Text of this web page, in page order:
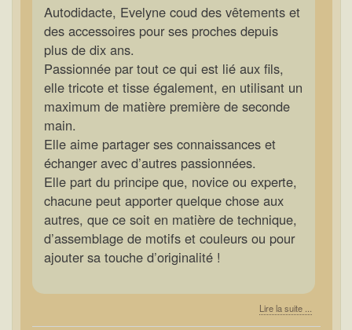
Autodidacte, Evelyne coud des vêtements et
des accessoires pour ses proches depuis
plus de dix ans.
Passionnée par tout ce qui est lié aux fils,
elle tricote et tisse également, en utilisant un
maximum de matière première de seconde
main.
Elle aime partager ses connaissances et
échanger avec d’autres passionnées.
Elle part du principe que, novice ou experte,
chacune peut apporter quelque chose aux
autres, que ce soit en matière de technique,
d’assemblage de motifs et couleurs ou pour
ajouter sa touche d’originalité !
Lire la suite ...